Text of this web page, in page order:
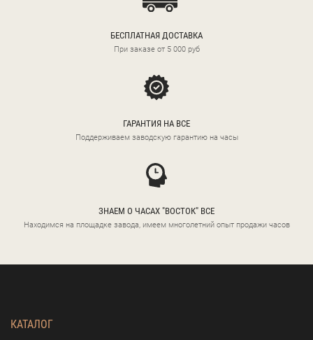
БЕСПЛАТНАЯ ДОСТАВКА
При заказе от 5 000 руб
ГАРАНТИЯ НА ВСЕ
Поддерживаем заводскую гарантию на часы
ЗНАЕМ О ЧАСАХ "ВОСТОК" ВСЕ
Находимся на площадке завода, имеем многолетний опыт продажи часов
КАТАЛОГ